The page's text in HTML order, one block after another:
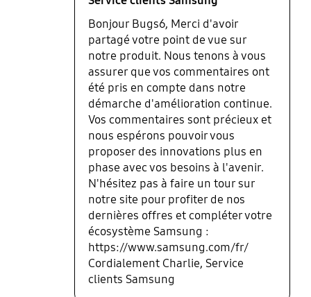
Bonjour Bugs6, Merci d'avoir
partagé votre point de vue sur
notre produit. Nous tenons à vous
assurer que vos commentaires ont
été pris en compte dans notre
démarche d'amélioration continue.
Vos commentaires sont précieux et
nous espérons pouvoir vous
proposer des innovations plus en
phase avec vos besoins à l'avenir.
N'hésitez pas à faire un tour sur
notre site pour profiter de nos
dernières offres et compléter votre
écosystème Samsung :
https://www.samsung.com/fr/
Cordialement Charlie, Service
clients Samsung